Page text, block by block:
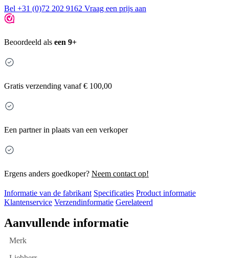
Bel +31 (0)72 202 9162 Vraag een prijs aan
Beoordeeld als een 9+
Gratis verzending vanaf € 100,00
Een partner in plaats van een verkoper
Ergens anders goedkoper? Neem contact op!
Informatie van de fabrikant Specificaties Product informatie
Klantenservice Verzendinformatie Gerelateerd
Aanvullende informatie
Merk